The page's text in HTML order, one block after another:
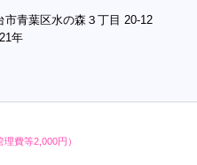
市青葉区水の森３丁目 20-12
年
理費等2,000円）